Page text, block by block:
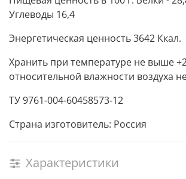
Углеводы 16,4
Энергетическая ценность 3642 Ккал.
Хранить при температуре не выше
относительной влажности воздуха
ТУ 9761-004-60458573-12
Страна изготовитель: Россия
Характеристики